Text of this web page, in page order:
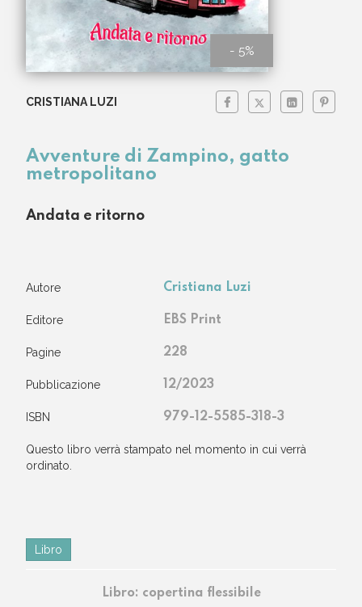
- 5%
CRISTIANA LUZI
Avventure di Zampino, gatto
metropolitano
Andata e ritorno
Autore Cristiana Luzi
Editore EBS Print
Pagine 228
Pubblicazione 12/2023
ISBN 979-12-5585-318-3
questo libro verrà stampato nel momento in cui verrà
ordinato.
Libro
Libro: copertina flessibile